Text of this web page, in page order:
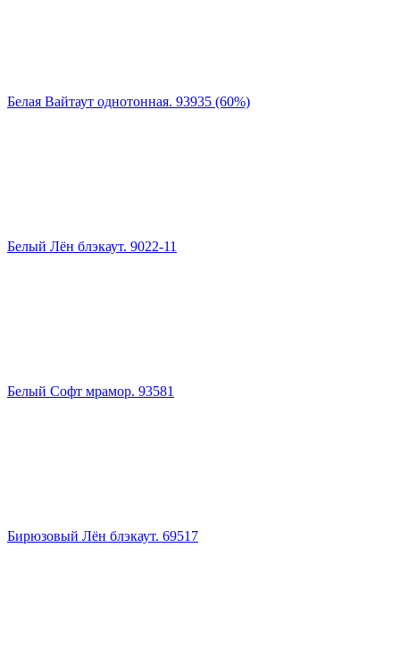
Белая Вайтаут однотонная. 93935 (60%)
Белый Лён блэкаут. 9022-11
Белый Софт мрамор. 93581
Бирюзовый Лён блэкаут. 69517